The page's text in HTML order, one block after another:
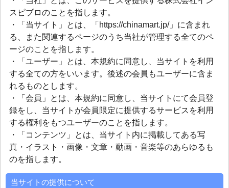
スピブロのことを指します。
・「当サイト」とは、「https://chinamart.jp/」に含まれ
る、また関連するページのうち当社が管理する全てのペ
ージのことを指します。
・「ユーザー」とは、本規約に同意し、当サイトを利用
する全ての方をいいます。後述の会員もユーザーに含ま
れるものとします。
・「会員」とは、本規約に同意し、当サイトにて会員登
録をし、当サイトが会員限定に提供するサービスを利用
する権利をもつユーザーのことを指します。
・「コンテンツ」とは、当サイト内に掲載してある写
真・イラスト・画像・文章・動画・音楽等のあらゆるも
のを指します。
当サイトの提供について